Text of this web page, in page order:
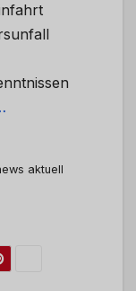
aktuell